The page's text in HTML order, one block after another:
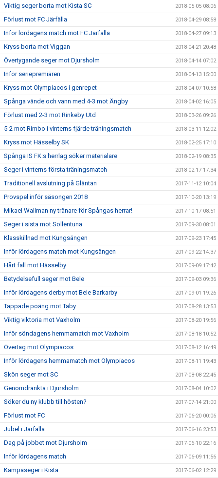
Viktig seger borta mot Kista SC 2018-05-05 08:06
Förlust mot FC Järfälla 2018-04-29 08:58
Inför lördagens match mot FC Järfälla 2018-04-27 09:13
Kryss borta mot Viggan 2018-04-21 20:48
Övertygande seger mot Djursholm 2018-04-14 07:02
Inför seriepremiären 2018-04-13 15:00
Kryss mot Olympiacos i genrepet 2018-04-07 10:58
Spånga vände och vann med 4-3 mot Ängby 2018-04-02 16:05
Förlust med 2-3 mot Rinkeby Utd 2018-03-26 09:26
5-2 mot Rimbo i vinterns fjärde träningsmatch 2018-03-11 12:02
Kryss mot Hässelby SK 2018-02-25 17:10
Spånga IS FK:s herrlag söker materialare 2018-02-19 08:35
Seger i vinterns första träningsmatch 2018-02-17 17:34
Traditionell avslutning på Gläntan 2017-11-12 10:04
Provspel inför säsongen 2018 2017-10-20 13:19
Mikael Wallman ny tränare för Spångas herrar! 2017-10-17 08:51
Seger i sista mot Sollentuna 2017-09-30 08:01
Klasskillnad mot Kungsängen 2017-09-23 17:45
Inför lördagens match mot Kungsängen 2017-09-22 14:37
Hårt fall mot Hässelby 2017-09-09 17:42
Betydelsefull seger mot Bele 2017-09-03 09:36
Inför lördagens derby mot Bele Barkarby 2017-09-01 19:26
Tappade poäng mot Täby 2017-08-28 13:53
Viktig viktoria mot Vaxholm 2017-08-20 19:56
Inför söndagens hemmamatch mot Vaxholm 2017-08-18 10:52
Övertag mot Olympiacos 2017-08-12 16:49
Inför lördagens hemmamatch mot Olympiacos 2017-08-11 19:43
Skön seger mot SC 2017-08-08 22:45
Genomdränkta i Djursholm 2017-08-04 10:02
Söker du ny klubb till hösten? 2017-07-14 21:00
Förlust mot FC 2017-06-20 00:06
Jubel i Järfälla 2017-06-16 23:53
Dag på jobbet mot Djursholm 2017-06-10 22:16
Inför lördagens match 2017-06-09 11:56
Kämpaseger i Kista 2017-06-02 12:29